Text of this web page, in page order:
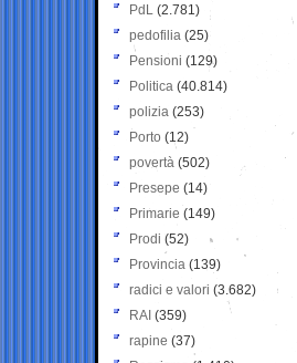
PdL (2.781)
pedofilia (25)
Pensioni (129)
Politica (40.814)
polizia (253)
Porto (12)
povertà (502)
Presepe (14)
Primarie (149)
Prodi (52)
Provincia (139)
radici e valori (3.682)
RAI (359)
rapine (37)